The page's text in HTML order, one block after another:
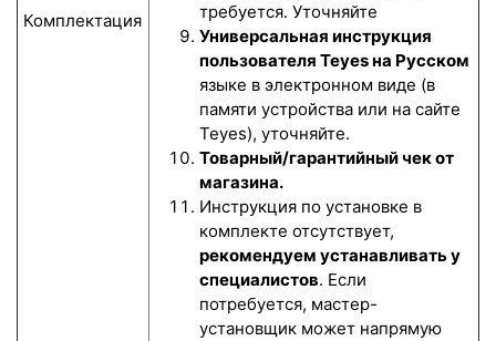
Комплектация
требуется. Уточняйте
Универсальная инструкция
пользователя Teyes на Русском
языке в электронном виде (в
памяти устройства или на сайте
Teyes), уточняйте.
Товарный/гарантийный чек от
магазина.
Инструкция по установке в
комплекте отсутствует,
рекомендуем устанавливать у
специалистов. Если
потребуется, мастер-
установщик может напрямую